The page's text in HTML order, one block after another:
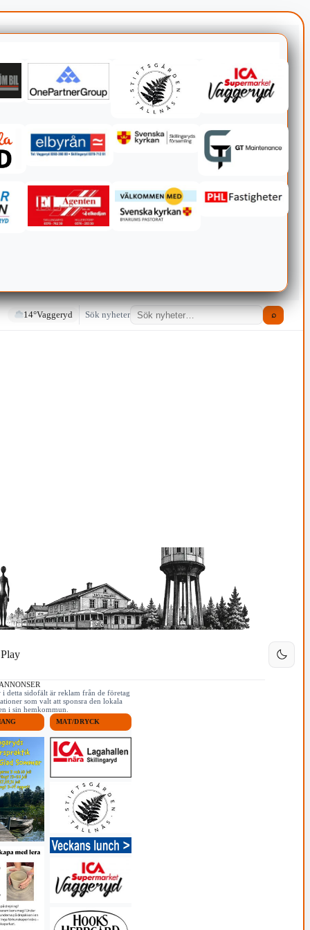
14°Vaggeryd Sök nyheter ⌕
Play
i detta sidofält är reklam från de företag
som valt att sponsra den lokala
i sin hemkommun.
MAT/DRYCK